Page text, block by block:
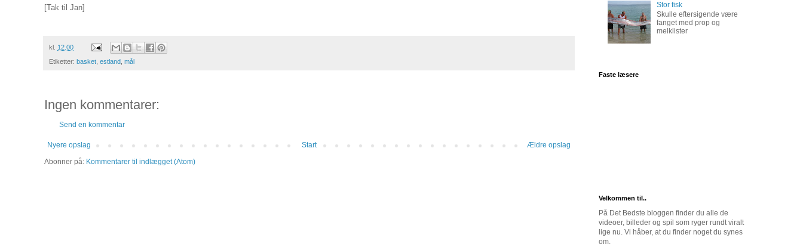
[Tak til Jan]
kl. 12.00
Etiketter: basket estland mål
Ingen kommentarer:
Send en kommentar
Nyere opslag Ældre opslag
Start
Abonner på: Kommentarer til indlægget (Atom)
Stor fisk
Skulle eftersigende være
fanget med prop og
melklister
Faste læsere
Velkommen til..
På Det Bedste bloggen finder du alle de
videoer, billeder og spil som ryger rundt viralt
lige nu. Vi håber, at du finder noget du synes
om.